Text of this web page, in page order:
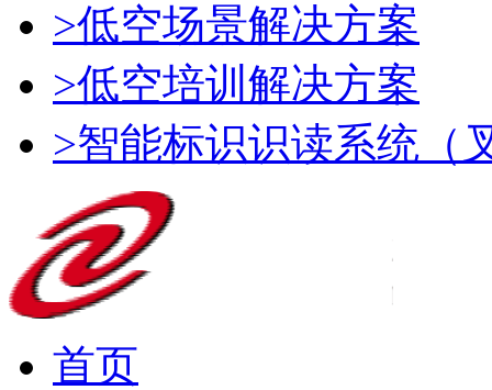
>低空场景解决方案
>低空培训解决方案
>智能标识识读系统（
首页